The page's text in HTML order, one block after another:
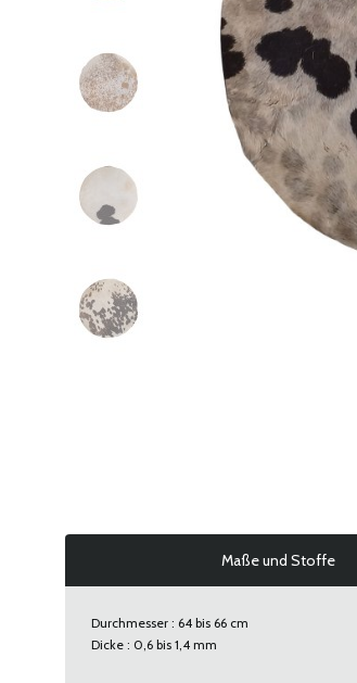
Maße und Stoffe
Durchmesser : 64 bis 66 cm
Dicke : 0,6 bis 1,4 mm